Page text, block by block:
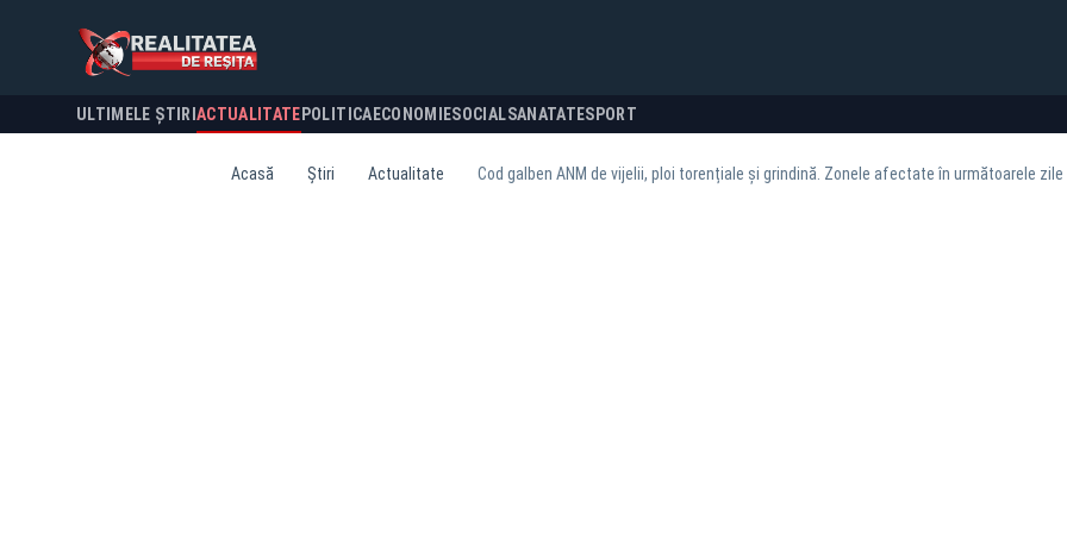
ULTIMELE ȘTIRI ACTUALITATE POLITICA ECONOMIESOCIALSANATATESPORT
Acasă Știri Actualitate Cod galben ANM de vijelii, ploi torențiale și grindină. Zonele afectate în următoarele zile